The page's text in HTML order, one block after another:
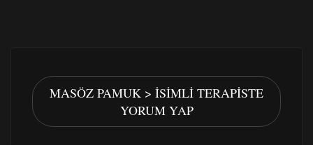
MASÖZ PAMUK > İSIMLI TERAPISTE
YORUM YAP